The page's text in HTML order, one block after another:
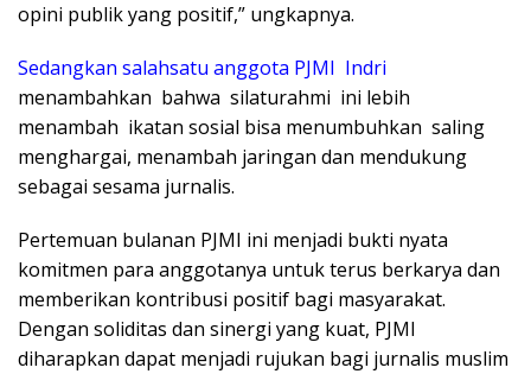
opini publik yang positif,” ungkapnya.
Sedangkan salahsatu anggota PJMI Indri
menambahkan bahwa silaturahmi ini lebih
menambah ikatan sosial bisa menumbuhkan saling
menghargai, menambah jaringan dan mendukung
sebagai sesama jurnalis.
Pertemuan bulanan PJMI ini menjadi bukti nyata
komitmen para anggotanya untuk terus berkarya dan
memberikan kontribusi positif bagi masyarakat.
Dengan soliditas dan sinergi yang kuat, PJMI
diharapkan dapat menjadi rujukan bagi jurnalis muslim